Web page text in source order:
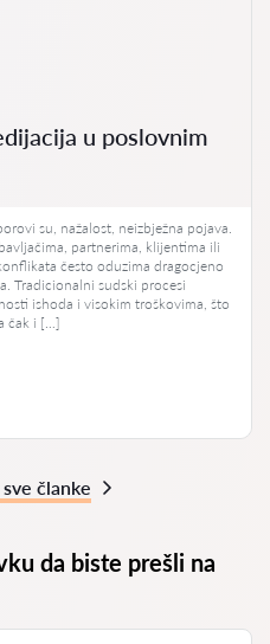
u poslovnim
su, nažalost, neizbježna pojava.
partnerima, klijentima ili
često oduzima dragocjeno
Tradicionalni sudski procesi
ishoda i visokim troškovima, što
čak i […]
članke
da biste prešli na